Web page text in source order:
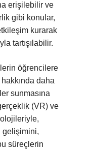
erişilebilir ve
gibi konular,
kurarak
tartışılabilir.
öğrencilere
daha
sunmasına
(VR) ve
gelişimini,
süreçlerin